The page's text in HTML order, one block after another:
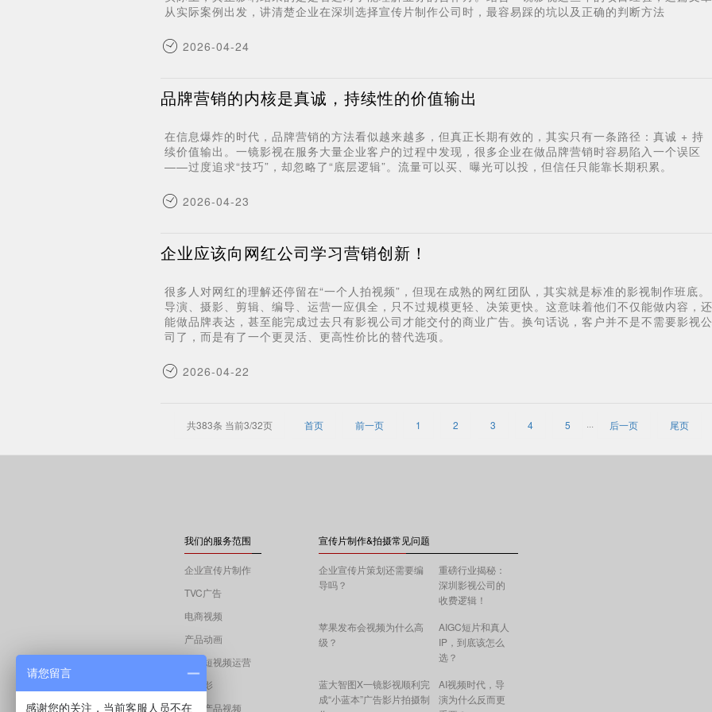
从实际案例出发，讲清楚企业在深圳选择宣传片制作公司时，最容易踩的坑以及正确的判断方法
2026-04-24
品牌营销的内核是真诚，持续性的价值输出
在信息爆炸的时代，品牌营销的方法看似越来越多，但真正长期有效的，其实只有一条路径：真诚 + 持
续价值输出。一镜影视在服务大量企业客户的过程中发现，很多企业在做品牌营销时容易陷入一个误区
——过度追求“技巧”，却忽略了“底层逻辑”。流量可以买、曝光可以投，但信任只能靠长期积累。
2026-04-23
企业应该向网红公司学习营销创新！
很多人对网红的理解还停留在“一个人拍视频”，但现在成熟的网红团队，其实就是标准的影视制作班底。
导演、摄影、剪辑、编导、运营一应俱全，只不过规模更轻、决策更快。这意味着他们不仅能做内容，还
能做品牌表达，甚至能完成过去只有影视公司才能交付的商业广告。换句话说，客户并不是不需要影视公
司了，而是有了一个更灵活、更高性价比的替代选项。
2026-04-22
共383条 当前3/32页 首页 前一页 1 2 3 4 5 ··· 后一页 尾页
我们的服务范围
企业宣传片制作
TVC广告
电商视频
产品动画
抖音短视频运营
微电影
海外产品视频
宣传片制作&拍摄常见问题
企业宣传片策划还需要编
导吗？
重磅行业揭秘：
深圳影视公司的
收费逻辑！
苹果发布会视频为什么高
级？
AIGC短片和真人
IP，到底该怎么
选？
蓝大智图X一镜影视顺利完
成“小蓝本”广告影片拍摄制
AI视频时代，导
演为什么反而更
请您留言
感谢您的关注，当前客服人员不在